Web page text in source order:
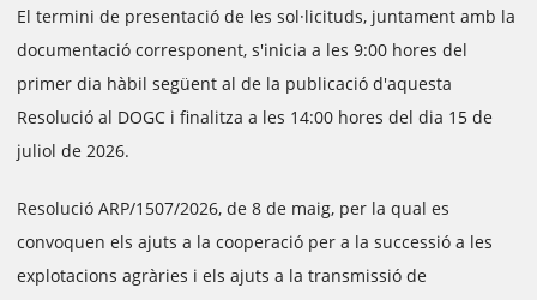
El termini de presentació de les sol·licituds, juntament amb la
documentació corresponent, s'inicia a les 9:00 hores del
primer dia hàbil següent al de la publicació d'aquesta
Resolució al DOGC i finalitza a les 14:00 hores del dia 15 de
juliol de 2026.
Resolució ARP/1507/2026, de 8 de maig, per la qual es
convoquen els ajuts a la cooperació per a la successió a les
explotacions agràries i els ajuts a la transmissió de